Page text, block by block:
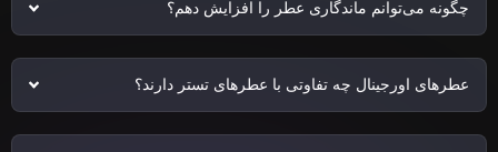
چگونه می‌توانم ماندگاری عطر را افزایش دهم؟
عطرهای اورجینال چه تفاوتی با عطرهای تستر دارند؟